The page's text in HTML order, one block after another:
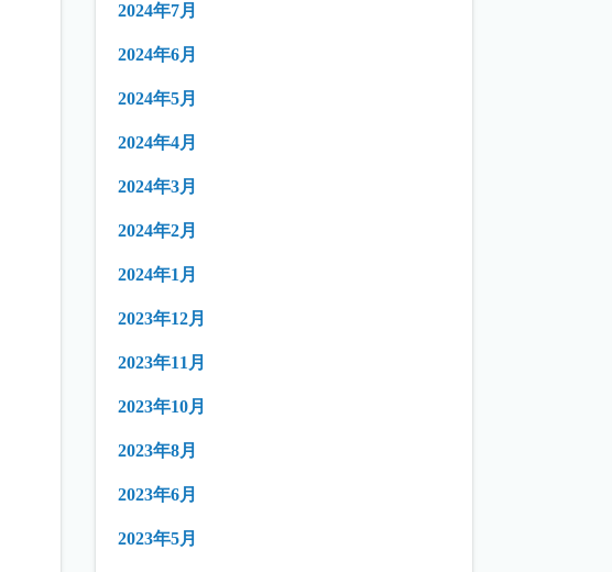
2024年7月
2024年6月
2024年5月
2024年4月
2024年3月
2024年2月
2024年1月
2023年12月
2023年11月
2023年10月
2023年8月
2023年6月
2023年5月